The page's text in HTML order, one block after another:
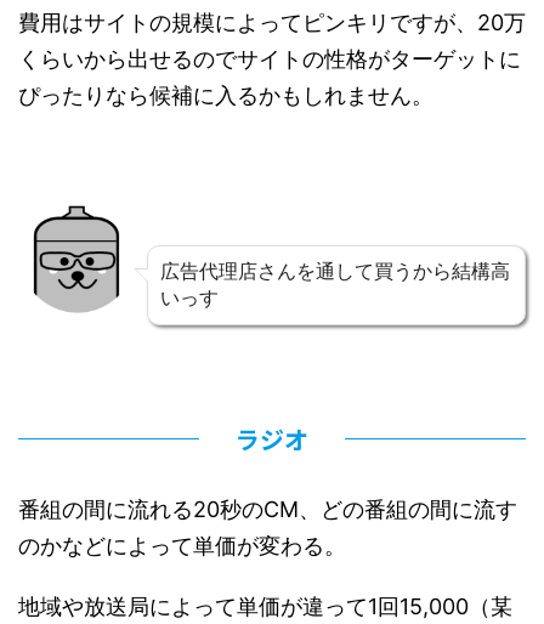
費用はサイトの規模によってピンキリですが、20万
くらいから出せるのでサイトの性格がターゲットに
ぴったりなら候補に入るかもしれません。
広告代理店さんを通して買うから結構高
いっす
ラジオ
番組の間に流れる20秒のCM、どの番組の間に流す
のかなどによって単価が変わる。
地域や放送局によって単価が違って1回15,000（某